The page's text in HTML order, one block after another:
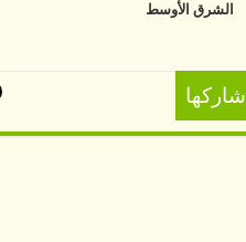
الشرق الأوسط
شاركها